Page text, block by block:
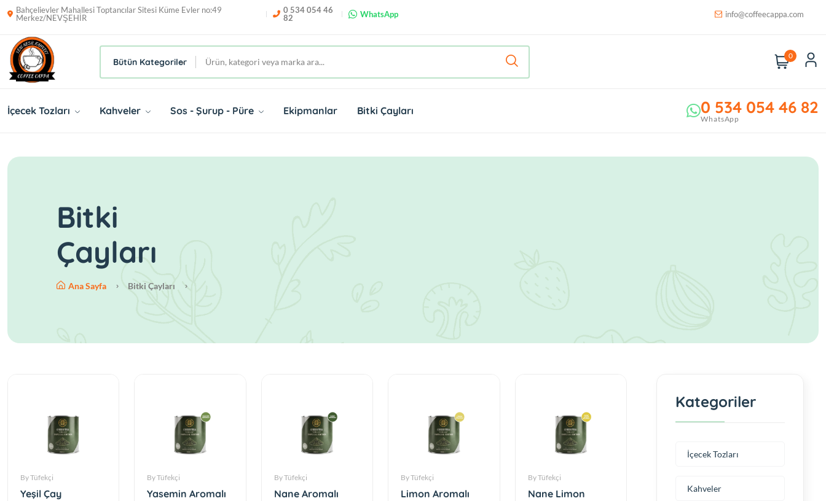
Bahçelievler Mahallesi Toptancılar Sitesi Küme Evler no:49
Merkez/NEVŞEHİR
0 534 054 46
82
WhatsApp info@coffeecappa.com
Bütün Kategoriler
0
İçecek Tozları Kahveler Sos - Şurup - Püre Ekipmanlar Bitki Çayları 0 534 054 46 82
WhatsApp
Bitki
Çayları
Ana Sayfa Bitki Çayları
By Tüfekçi
Yeşil Çay
By Tüfekçi
Yasemin Aromalı
By Tüfekçi
Nane Aromalı
By Tüfekçi
Limon Aromalı
By Tüfekçi
Nane Limon
Kategoriler
İçecek Tozları
Kahveler